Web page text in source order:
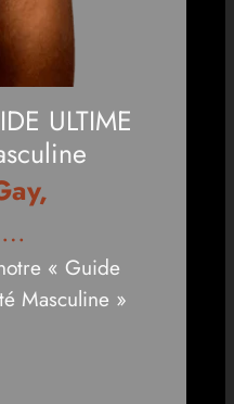
ULTIME
…
« Guide
Masculine »